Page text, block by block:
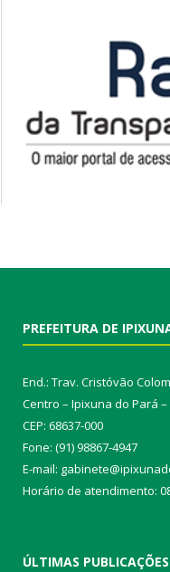
PREFEITURA DE
End.: Trav. Cristóvão
Centro – Ipixuna do Pará –
CEP: 68637-000
Fone: (91) 98867-4947
E-mail:
Horário de atendimento:
ÚLTIMAS PUBLICAÇÕES